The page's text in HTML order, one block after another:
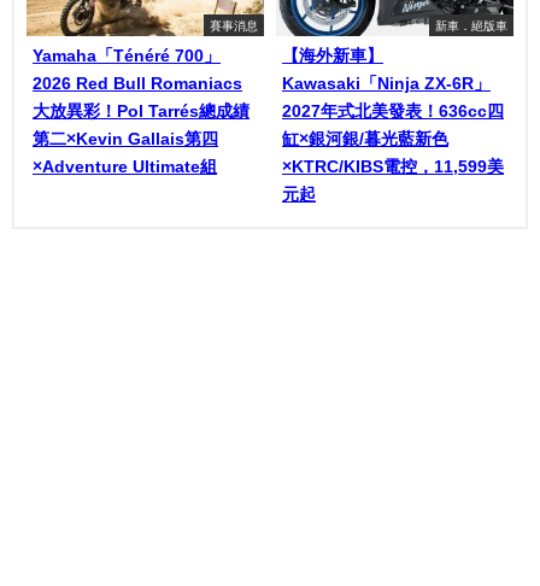
賽事消息
Yamaha「Ténéré 700」
2026 Red Bull Romaniacs
大放異彩！Pol Tarrés總成績
第二×Kevin Gallais第四
×Adventure Ultimate組
新車．絕版車
【海外新車】
Kawasaki「Ninja ZX-6R」
2027年式北美發表！636cc四
缸×銀河銀/暮光藍新色
×KTRC/KIBS電控，11,599美
元起